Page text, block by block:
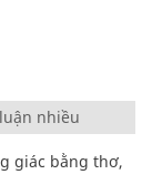
nhiều
giác bằng thơ,